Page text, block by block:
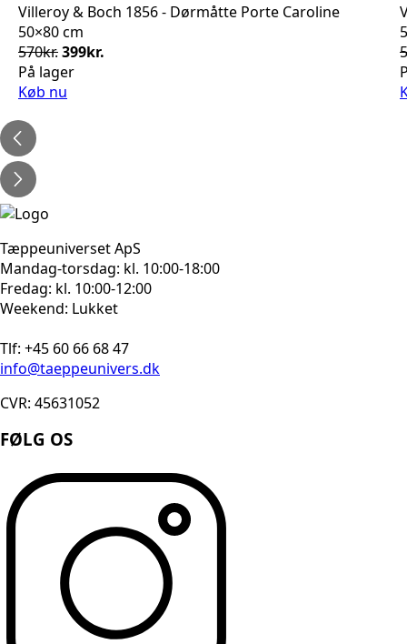
Villeroy & Boch 1856 - Dørmåtte Porte Caroline
50×80 cm
570kr.Den
oprindelige
pris
399kr.
På lager
Køb nu
Tæppeuniverset ApS
Mandag-torsdag: kl. 10:00-18:00
Fredag: kl. 10:00-12:00
Weekend: Lukket
Tlf: +45 60 66 68 47
info@taeppeunivers.dk
CVR: 45631052
FØLG OS